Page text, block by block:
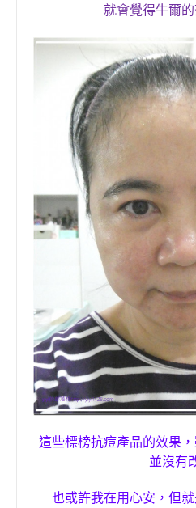
就會覺得牛爾
這些標榜抗痘產品的效果
並沒有
也或許我在用心安，但